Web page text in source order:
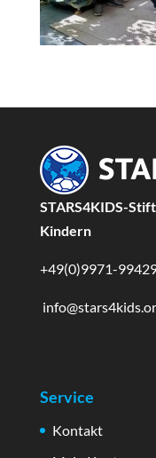
STARS4KIDS-
Kindern
+49(0)9971-
Service
Kontakt